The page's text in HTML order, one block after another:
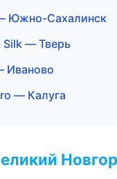
Южно-Сахалинск
Silk — Тверь
Иваново
— Калуга